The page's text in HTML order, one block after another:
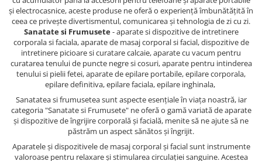
și electrocasnice, aceste produse ne oferă o experiență îmbunătățită în
ceea ce privește divertismentul, comunicarea și tehnologia de zi cu zi.
Sanatate si Frumusete- aparate si dispozitive de intretinere
corporala si faciala, aparate de masaj corporal si facial, dispozitive de
intretinere picioare si curatare calcaie, aparate cu vacum pentru
curatarea tenului de puncte negre si cosuri, aparate pentru intinderea
tenului si pielii fetei, aparate de epilare portabile, epilare corporala,
epilare definitiva, epilare faciala, epilare inghinala,
Sanatatea si frumusetea sunt aspecte esențiale în viața noastră, iar
categoria "Sanatate si Frumusete" ne oferă o gamă variată de aparate
și dispozitive de îngrijire corporală și facială, menite să ne ajute să ne
păstrăm un aspect sănătos și îngrijit.
Aparatele și dispozitivele de masaj corporal și facial sunt instrumente
valoroase pentru relaxare și stimularea circulației sanguine. Acestea